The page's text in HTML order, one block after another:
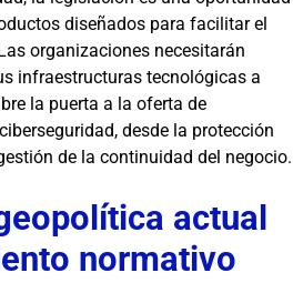
diseñados para facilitar el
organizaciones necesitarán
infraestructuras tecnológicas a
la puerta a la oferta de
desde la protección
de la continuidad del negocio.
actual
normativo